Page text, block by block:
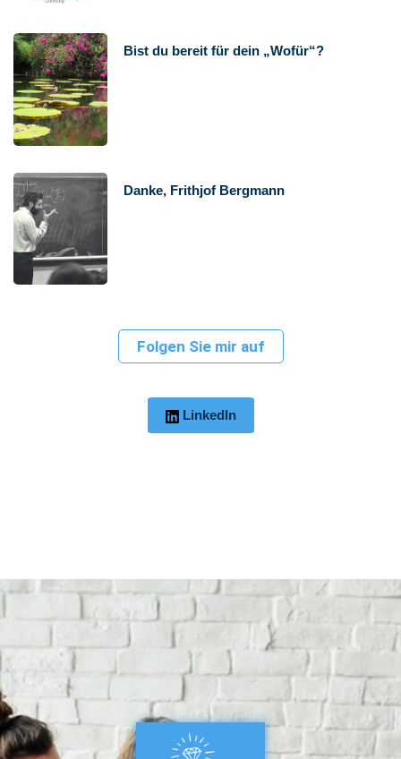
Bist du bereit für dein „Wofür“?
Danke, Frithjof Bergmann
Folgen Sie mir auf
LinkedIn